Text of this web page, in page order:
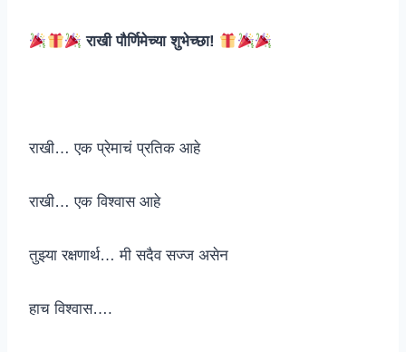
राखी पौर्णिमेच्या शुभेच्छा!
राखी… एक प्रेमाचं प्रतिक आहे
राखी… एक विश्वास आहे
तुझ्या रक्षणार्थ… मी सदैव सज्ज असेन
हाच विश्वास….